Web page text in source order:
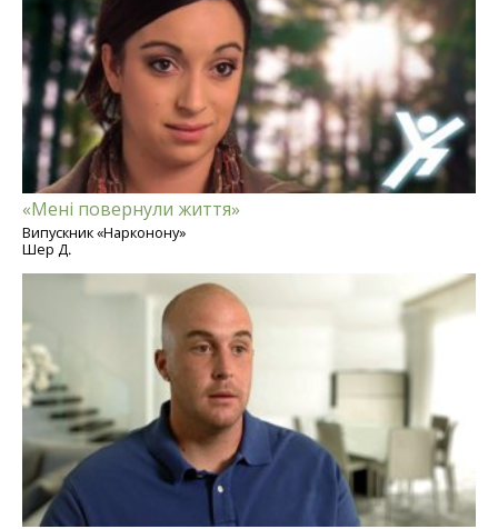
«Мені повернули життя»
Випускник «Нарконону»
Шер Д.